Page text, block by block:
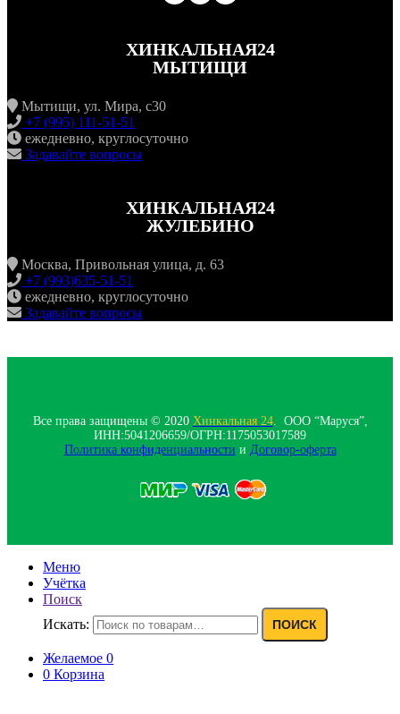
ХИНКАЛЬНАЯ24
МЫТИЩИ
Мытищи, ул. Мира, с30
+7 (995) 111-51-51
ежедневно, круглосуточно
Задавайте вопросы
ХИНКАЛЬНАЯ24
ЖУЛЕБИНО
Москва, Привольная улица, д. 63
+7 (993)635-51-51
ежедневно, круглосуточно
Задавайте вопросы
Все права защищены © 2020 Хинкальная 24. ООО “Маруся”,
ИНН:5041206659/ОГРН:1175053017589
Политика конфиденциальности‍ и Договор-оферта
Меню
Учётка
Поиск
Искать:
ПОИСК
Желаемое 0
0 Корзина